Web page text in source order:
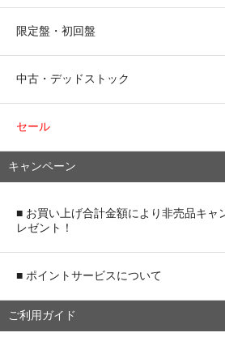
限定盤・初回盤
中古・デッドストック
セール
キャンペーン
■ お買い上げ合計金額により非売品キャ
レゼント！
■ ポイントサービスについて
ご利用ガイド